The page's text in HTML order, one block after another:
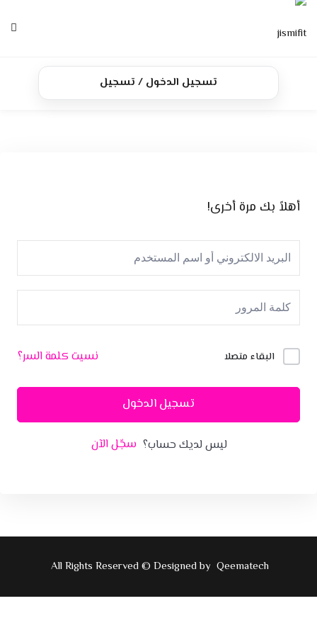
Skip
تسجيل الدخول / تسجيل
الرئيسية
أهلاً بك مرة أخرى!
البقاء متصلا نسيت كلمة السر؟
تسجيل الدخول
ليس لديك حساب؟ سجّل الآن
All Rights Reserved © Designed by Qeematech